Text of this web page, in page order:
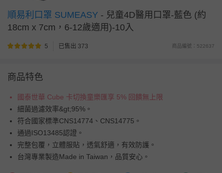
順易利口罩 SUMEASY - 兒童4D醫用口罩-藍色 (約
18cm x 7cm，6-12歲適用)-10入
5 已售出 373 商品編號：522637
商品特色
國泰世華 Cube 卡切換童樂匯享 5% 回饋無上限
細菌過濾效率&gt;95%。
符合國家標準CNS14774、CNS14775。
通過ISO13485認證。
完整包覆，立體服貼，透氣舒適，有效防護。
台灣專業製造Made in Taiwan，品質安心。